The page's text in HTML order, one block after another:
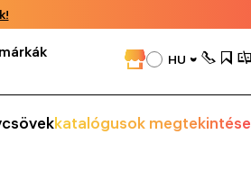
márkák
HU
katalógusok megtekintése